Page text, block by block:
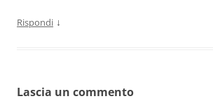
Rispondi ↓
Lascia un commento